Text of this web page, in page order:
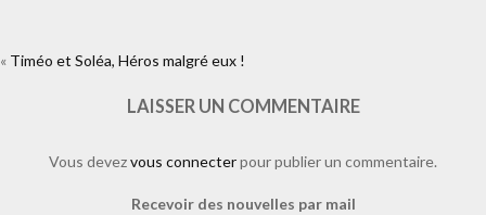
https://www.facebook.com/plugins/like.php?
illustrations.com%2F2012%2F06%2Ftimeo-et-solea-heros-malgre-
« Timéo et Soléa, Héros malgré eux !
LAISSER UN COMMENTAIRE
Vous devezvous connecterpour publier un commentaire.
Recevoir des nouvelles par mail